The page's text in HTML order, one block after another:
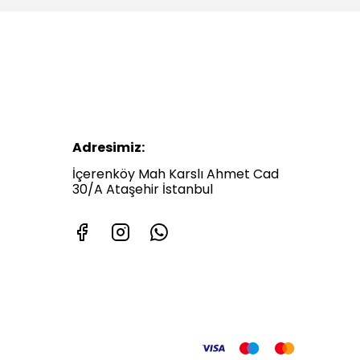
Adresimiz:
İçerenköy Mah Karslı Ahmet Cad
30/A Ataşehir İstanbul